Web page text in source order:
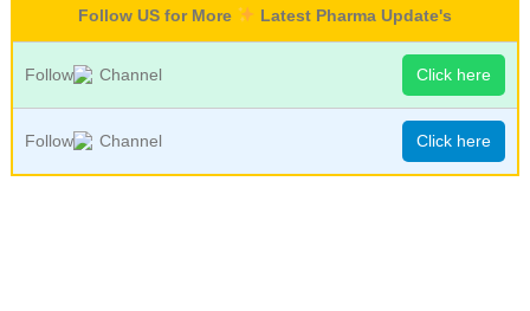
Follow US for More Latest Pharma Update's
Follow Channel Click here
Follow Channel Click here